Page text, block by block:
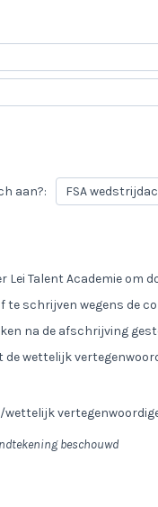
aan?:
Lei Talent Academie
te schrijven wegens de
na de afschrijving
wettelijk
wettelijk
beschouwd